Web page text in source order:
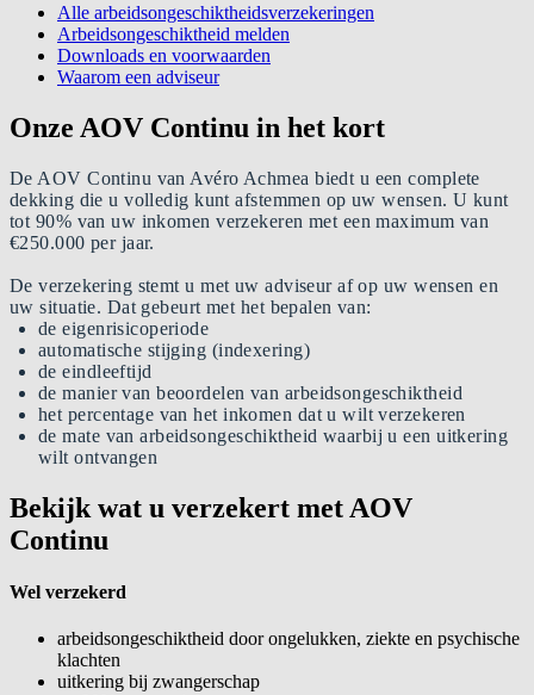
Alle arbeidsongeschiktheidsverzekeringen
Arbeidsongeschiktheid melden
Downloads en voorwaarden
Waarom een adviseur
Onze AOV Continu in het kort
De AOV Continu van Avéro Achmea biedt u een complete
dekking die u volledig kunt afstemmen op uw wensen. U kunt
tot 90% van uw inkomen verzekeren met een maximum van
€250.000 per jaar.
De verzekering stemt u met uw adviseur af op uw wensen en
uw situatie. Dat gebeurt met het bepalen van:
de eigenrisicoperiode
automatische stijging (indexering)
de eindleeftijd
de manier van beoordelen van arbeidsongeschiktheid
het percentage van het inkomen dat u wilt verzekeren
de mate van arbeidsongeschiktheid waarbij u een uitkering
wilt ontvangen
Bekijk wat u verzekert met AOV
Continu
Wel verzekerd
arbeidsongeschiktheid door ongelukken, ziekte en psychische
klachten
uitkering bij zwangerschap